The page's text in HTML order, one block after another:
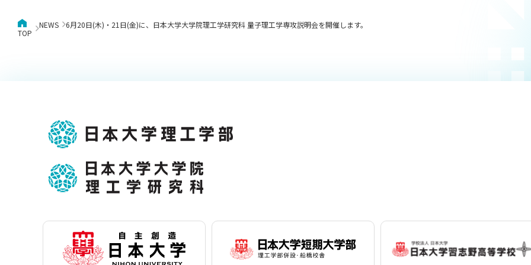
TOP
NEWS 6月20日(木)・21日(金)に、日本大学大学院理工学研究科 量子理工学専攻説明会を開催します。